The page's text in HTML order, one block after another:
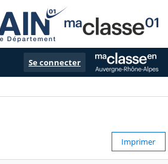
Se connecter
Imprimer